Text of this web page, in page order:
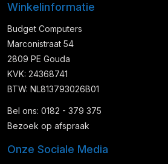
Winkelinformatie
Budget Computers
Marconistraat 54
2809 PE Gouda
KVK: 24368741
BTW: NL813793026B01
Bel ons: 0182 - 379 375
Bezoek op afspraak
Onze Sociale Media